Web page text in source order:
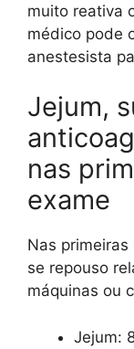
muito reativa
médico pode
anestesista
Jejum,
nas
exame
Nas
se repouso
máquinas ou
Jejum: